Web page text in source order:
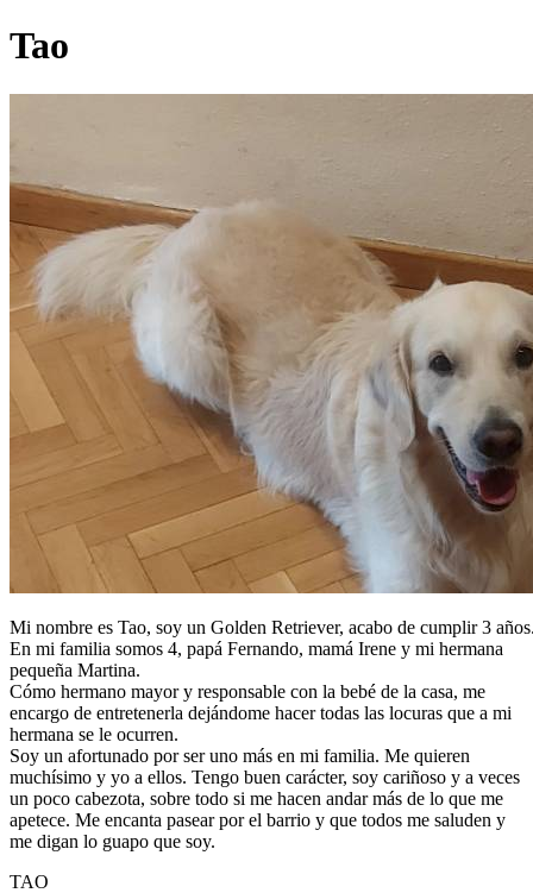
Tao
Mi nombre es Tao, soy un Golden Retriever, acabo de cumplir 3
En mi familia somos 4, papá Fernando, mamá Irene y mi hermana
pequeña Martina.
Cómo hermano mayor y responsable con la bebé de la casa, me
encargo de entretenerla dejándome hacer todas las locuras que a mi
hermana se le ocurren.
Soy un afortunado por ser uno más en mi familia. Me quieren
muchísimo y yo a ellos. Tengo buen carácter, soy cariñoso y a veces
un poco cabezota, sobre todo si me hacen andar más de lo que me
apetece. Me encanta pasear por el barrio y que todos me saluden y
me digan lo guapo que soy.
TAO